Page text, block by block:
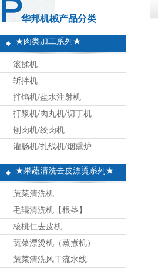
华邦机械产品分类
★肉类加工系列★
滚揉机
斩拌机
拌馅机/盐水注射机
打浆机/肉丸机/切丁机
刨肉机/绞肉机
灌肠机/扎线机/烟熏炉
★果蔬清洗去皮漂烫系列★
蔬菜清洗机
毛辊清洗机【根茎】
核桃仁去皮机
蔬菜漂烫机（蒸煮机）
蔬菜清洗风干流水线